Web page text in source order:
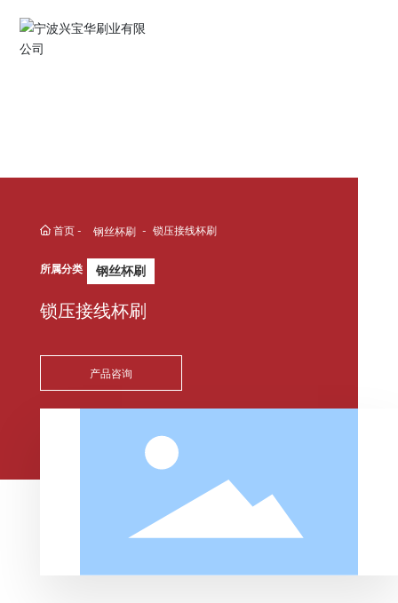
首页 钢丝杯刷 锁压接线杯刷
所属分类 钢丝杯刷
锁压接线杯刷
产品咨询